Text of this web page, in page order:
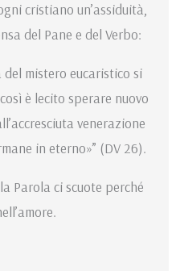
cristiano un’assiduità,
del Pane e del Verbo:
del mistero eucaristico si
è lecito sperare nuovo
venerazione
in eterno»” (DV 26).
Parola ci scuote perché